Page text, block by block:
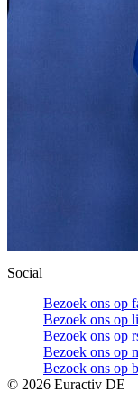
Social
Bezoek ons op
Bezoek ons op
Bezoek ons op
Bezoek ons op
Bezoek ons op
© 2026 Euractiv DE